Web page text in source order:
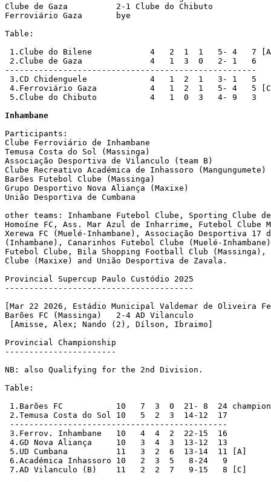
Clube de Gaza	       2-1 Clube do Chibuto
Ferroviário Gaza       bye
Table:
1.Clube do Bilene	      4   2  1  1   5- 4   7 [A]
2.Clube de Gaza              4   1  3  0   2- 1   6
----------------------------------------------------
3.CD Chidenguele	      4   1  2  1   3- 1   5
4.Ferroviário Gaza	      4   1  2  1   5- 4   5 [C]
5.Clube do Chibuto           4   1  0  3   4- 9   3
Inhambane
Participants:
Clube Ferroviário de Inhambane
Temusa Costa do Sol (Massinga)
Associação Desportiva de Vilanculo (team B)
Clube Recreativo Académica de Inhassoro (Mangungumete)
Barões Futebol Clube (Massinga)
Grupo Desportivo Nova Aliança (Maxixe)
União Desportiva de Cumbana
other teams: Inhambane Futebol Clube, Sporting Clube
Homoíne FC, Ass. Mar Azul de Inharrime, Futebol Clube
Xerewa FC (Muelé-Inhambane), Associação Desportiva 17
(Inhambane), Canarinhos Futebol Clube (Muelé-
Futebol Clube, Bila Shopping Football Club
Clube (Maxixe) and União Desportiva de Zavala.
Provincial Supercup Paulo Custódio 2025
---------------------------------------
[Mar 22 2026, Estádio Municipal Valdemar de Oliveira
Barões FC (Massinga)   2-4 AD Vilanculo
[Amisse, Alex; Nando (2), Dílson, Ibraimo]
Provincial Championship
-----------------------
NB: also Qualifying for the 2nd Division.
Table:
1.Barões FC	       10   7  3  0  21- 8  24 champions/qualified
2.Temusa Costa do Sol 10   5  2  3  14-12  17
---------------------------------------------
3.Ferrov. Inhambane   10   4  4  2  22-15  16
4.GD Nova Aliança     10   3  4  3  13-12  13
5.UD Cumbana	       11   3  2  6  13-14  11 [A]
6.Académica Inhassoro 10   2  3  5   8-24   9
7.AD Vilanculo (B)    11   2  2  7   9-15   8 [C]